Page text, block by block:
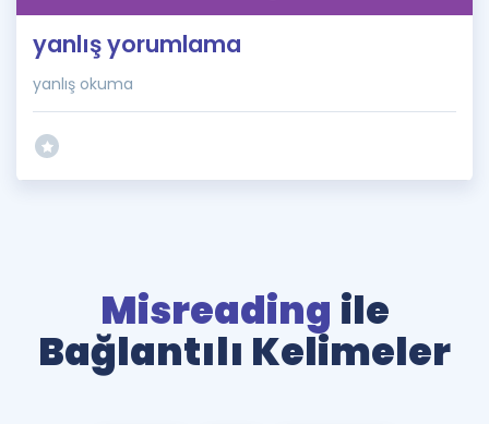
yanlış yorumlama
yanlış okuma
Misreading ile
Bağlantılı Kelimeler